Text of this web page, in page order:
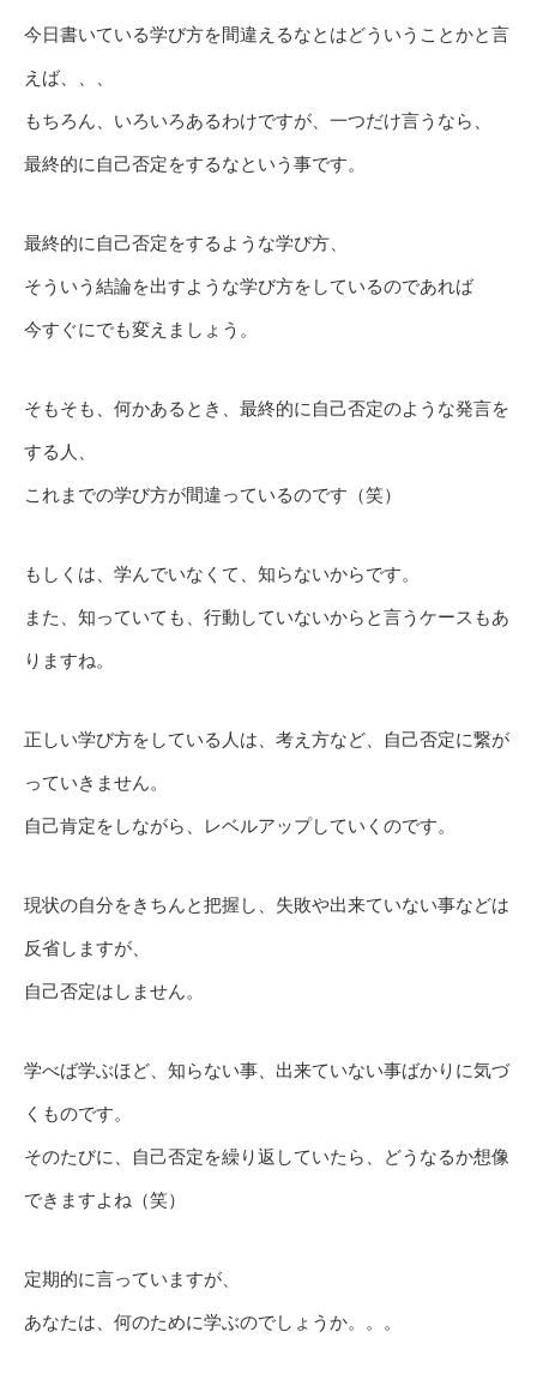
今日書いている学び方を間違えるなとはどういうことかと言
えば、、、
もちろん、いろいろあるわけですが、一つだけ言うなら、
最終的に自己否定をするなという事です。
最終的に自己否定をするような学び方、
そういう結論を出すような学び方をしているのであれば
今すぐにでも変えましょう。
そもそも、何かあるとき、最終的に自己否定のような発言を
する人、
これまでの学び方が間違っているのです（笑）
もしくは、学んでいなくて、知らないからです。
また、知っていても、行動していないからと言うケースもあ
りますね。
正しい学び方をしている人は、考え方など、自己否定に繋が
っていきません。
自己肯定をしながら、レベルアップしていくのです。
現状の自分をきちんと把握し、失敗や出来ていない事などは
反省しますが、
自己否定はしません。
学べば学ぶほど、知らない事、出来ていない事ばかりに気づ
くものです。
そのたびに、自己否定を繰り返していたら、どうなるか想像
できますよね（笑）
定期的に言っていますが、
あなたは、何のために学ぶのでしょうか。。。